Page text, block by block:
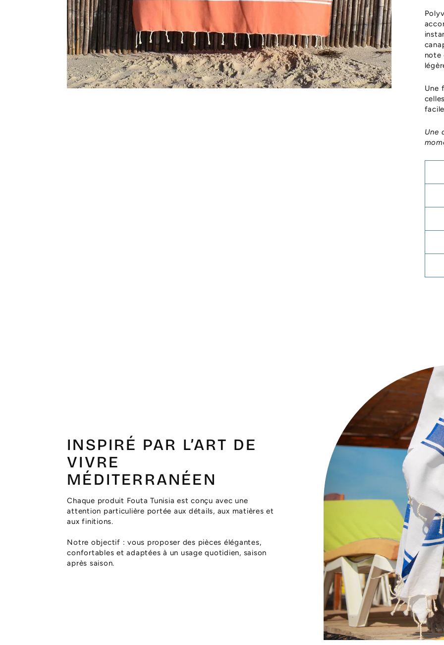
note
Une
Une
INSPIRÉ PAR L’ART DE
VIVRE
MÉDITERRANÉEN
Chaque produit Fouta Tunisia est conçu avec une
attention particulière portée aux détails, aux matières et
aux finitions.
Notre objectif : vous proposer des pièces élégantes,
confortables et adaptées à un usage quotidien, saison
après saison.